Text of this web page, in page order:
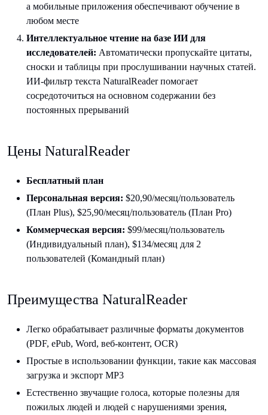
а мобильные приложения обеспечивают обучение в
любом месте
Интеллектуальное чтение на базе ИИ для
исследователей: Автоматически пропускайте цитаты,
сноски и таблицы при прослушивании научных статей.
ИИ-фильтр текста NaturalReader помогает
сосредоточиться на основном содержании без
постоянных прерываний
Цены NaturalReader
Бесплатный план
Персональная версия: $20,90/месяц/пользователь
(План Plus), $25,90/месяц/пользователь (План Pro)
Коммерческая версия: $99/месяц/пользователь
(Индивидуальный план), $134/месяц для 2
пользователей (Командный план)
Преимущества NaturalReader
Легко обрабатывает различные форматы документов
(PDF, ePub, Word, веб-контент, OCR)
Простые в использовании функции, такие как массовая
загрузка и экспорт MP3
Естественно звучащие голоса, которые полезны для
пожилых людей и людей с нарушениями зрения,